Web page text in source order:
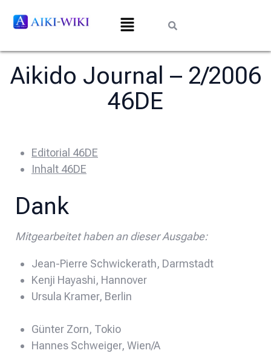
Aikido Journal – 2/2006
46DE
Editorial 46DE
Inhalt 46DE
Dank
Mitgearbeitet haben an dieser Ausgabe:
Jean-Pierre Schwickerath, Darmstadt
Kenji Hayashi, Hannover
Ursula Kramer, Berlin
Günter Zorn, Tokio
Hannes Schweiger, Wien/A